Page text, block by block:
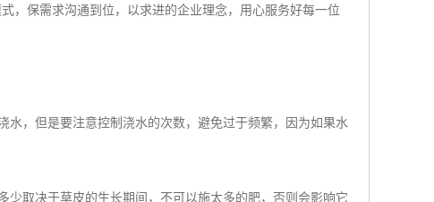
，保需求沟通到位，以求进的企业理念，用心服务好每一位
，但是要注意控制浇水的次数，避免过于频繁，因为如果水
取决于草皮的生长期间，不可以施太多的肥，否则会影响它